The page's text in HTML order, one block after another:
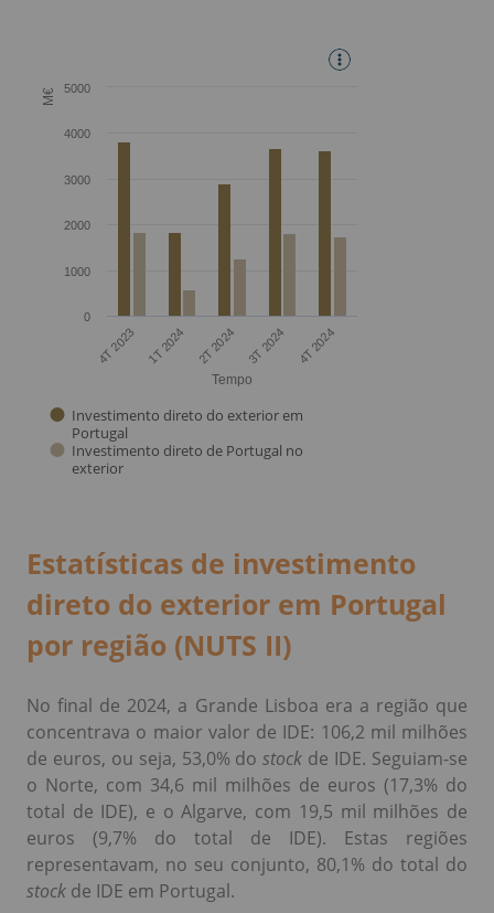
Estatísticas de investimento
direto do exterior em Portugal
por região (NUTS II)
No final de 2024, a Grande Lisboa era a região que
concentrava o maior valor de IDE: 106,2 mil milhões
de euros, ou seja, 53,0% dostock de IDE. Seguiam-se
o Norte, com 34,6 mil milhões de euros (17,3% do
total de IDE), e o Algarve, com 19,5 mil milhões de
euros (9,7% do total de IDE). Estas regiões
representavam, no seu conjunto, 80,1% do total do
stock de IDE em Portugal.